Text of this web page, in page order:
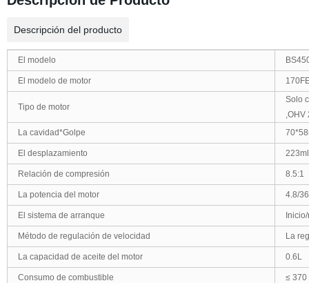
Descripción del producto
El modelo
El modelo de motor
Tipo de motor
Solo
,OHV
La cavidad*Golpe
70*58
El desplazamiento 223ml
Relación de compresión 8.5:1
La potencia del motor 4.8/
El sistema de arranque
Método de regulación de velocidad La
La capacidad de aceite del motor 0.6L
Consumo de combustible ≤ 370